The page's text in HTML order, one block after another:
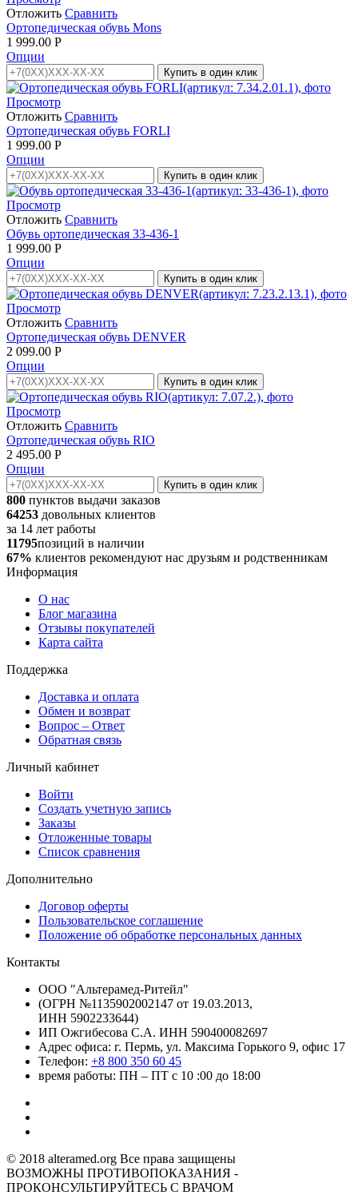
Отложить Сравнить
Ортопедическая обувь Mons
1 999.00 Р
Опции
Купить в один клик
Просмотр
Отложить Сравнить
Ортопедическая обувь FORLI
1 999.00 Р
Опции
Купить в один клик
Просмотр
Отложить Сравнить
Обувь ортопедическая 33-436-1
1 999.00 Р
Опции
Купить в один клик
Просмотр
Отложить Сравнить
Ортопедическая обувь DENVER
2 099.00 Р
Опции
Купить в один клик
Просмотр
Отложить Сравнить
Ортопедическая обувь RIO
2 495.00 Р
Опции
Купить в один клик
800 пунктов выдачи заказов
64253 довольных клиентов
за 14 лет работы
11795позиций в наличии
67% клиентов рекомендуют нас друзьям и родственникам
Информация
О нас
Блог магазина
Отзывы покупателей
Карта сайта
Поддержка
Доставка и оплата
Обмен и возврат
Вопрос – Ответ
Обратная связь
Личный кабинет
Войти
Создать учетную запись
Заказы
Отложенные товары
Список сравнения
Дополнительно
Договор оферты
Пользовательское соглашение
Положение об обработке персональных данных
Контакты
ООО "Альтерамед-Ритейл"
(ОГРН №1135902002147 от 19.03.2013,
ИНН 5902233644)
ИП Ожгибесова С.А. ИНН 590400082697
Адрес офиса: г. Пермь, ул. Максима Горького 9, офис 17
Телефон: +8 800 350 60 45
время работы: ПН – ПТ с 10 :00 до 18:00
© 2018 alteramed.org Все права защищены
ВОЗМОЖНЫ ПРОТИВОПОКАЗАНИЯ -
ПРОКОНСУЛЬТИРУЙТЕСЬ С ВРАЧОМ